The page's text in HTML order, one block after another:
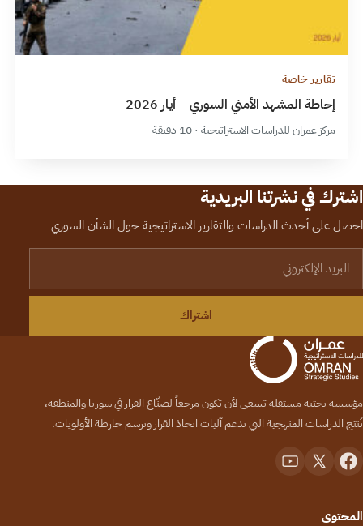
تقارير خاصة
إحاطة المشهد الأمني السوري – أيار 2026
مركز عمران للدراسات الاستراتيجية · 10 دقيقة
اشترك في نشرتنا البريدية
احصل على أحدث الدراسات والتقارير الاستراتيجية حول الشأن السوري
اشتراك
مؤسسة بحثية مستقلة تسعى لأن تكون مرجعاً لصنّاع القرار في سوريا والمنطقة،
تُنتج الدراسات المنهجية التي تدعم آليات اتخاذ القرار وترسم خارطة الأولويات.
المحتوى